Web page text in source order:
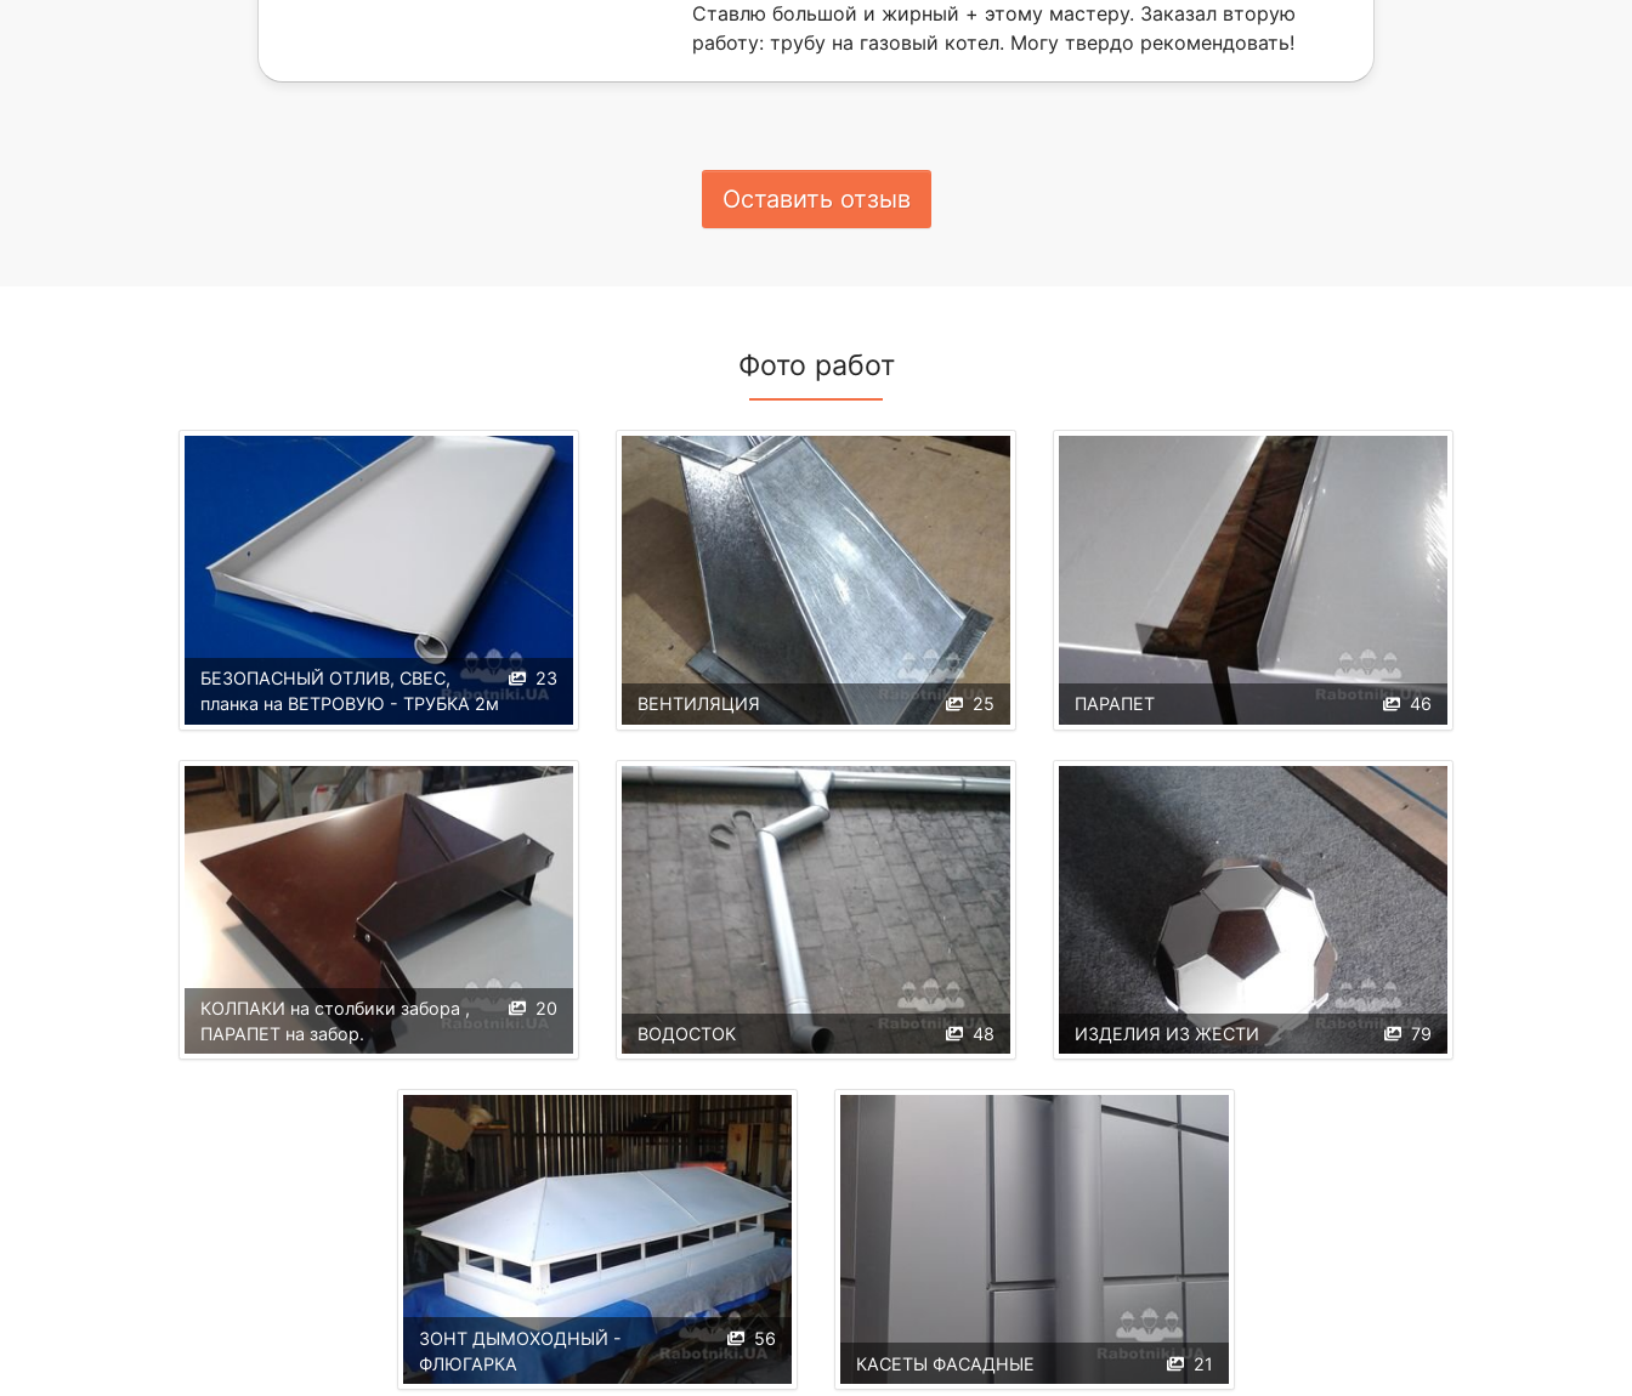
Ставлю большой и жирный + этому мастеру. Заказал вторую
работу: трубу на газовый котел. Могу твердо рекомендовать!
Оставить отзыв
Фото работ
23
БЕЗОПАСНЫЙ ОТЛИВ, СВЕС,
планка на ВЕТРОВУЮ - ТРУБКА 2м
25
ВЕНТИЛЯЦИЯ 46
ПАРАПЕТ
20
КОЛПАКИ на столбики забора ,
ПАРАПЕТ на забор.
48
ВОДОСТОК 79
ИЗДЕЛИЯ ИЗ ЖЕСТИ
56
ЗОНТ ДЫМОХОДНЫЙ -
ФЛЮГАРКА
21
КАСЕТЫ ФАСАДНЫЕ